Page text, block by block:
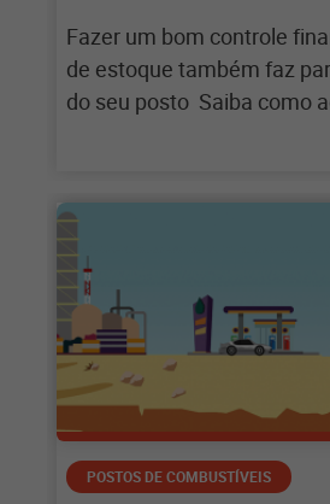
Fazer um bom controle
de estoque também faz
do seu posto Saiba como
POSTOS DE COMBUSTÍVEIS